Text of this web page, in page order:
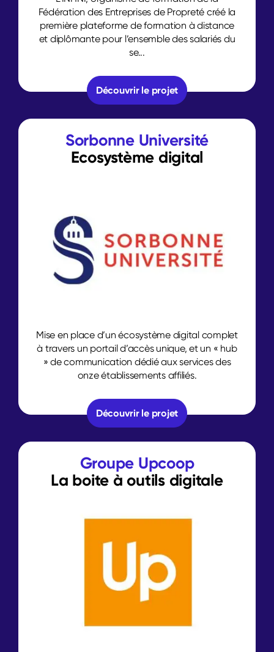
Fédération des Entreprises de Propreté créé la
première plateforme de formation à distance
et diplômante pour l’ensemble des salariés du
se...
Découvrir le projet
Sorbonne Université
Ecosystème digital
Mise en place d’un écosystème digital complet
à travers un portail d’accès unique, et un « hub
» de communication dédié aux services des
onze établissements affiliés.
Découvrir le projet
Groupe Upcoop
La boite à outils digitale